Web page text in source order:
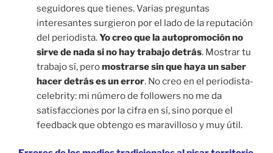
seguidores que tienes. Varias preguntas
interesantes surgieron por el lado de la reputación
del periodista.Yo creo que la autopromoción no
sirve de nada si no hay trabajo detrás. Mostrar tu
trabajo sí, peromostrarse sin que haya un saber
hacer detrás es un error. No creo en el periodista-
celebrity: mi número de followers no me da
satisfacciones por la cifra en sí, sino porque el
feedback que obtengo es maravilloso y muy útil.